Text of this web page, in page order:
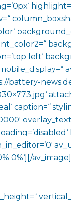
left‘
battery-
caption=“
0%‘][/av_image]